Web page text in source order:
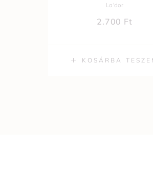
KOSÁRBA
La'dor
2.700 Ft